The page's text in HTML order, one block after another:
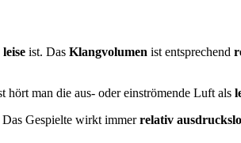
ist. Das Klangvolumen ist entsprechend
hört man die aus- oder einströmende Luft als
Gespielte wirkt immerrelativ